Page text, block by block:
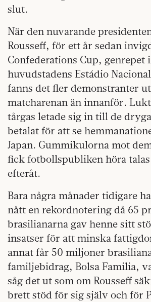
slut.
När den nuvarande
Rousseff, för ett år sedan
Confederations Cup, genrepet
huvudstadens Estádio
fanns det fler demonstranter
matcharenan än innanför.
tårgas letade sig in till de
betalat för att se
Japan. Gummikulorna mot
fick fotbollspubliken höra
efteråt.
Bara några månader tidigare
nått en rekordnotering då 65
brasilianarna gav henne sitt
insatser för att minska
annat får 50 miljoner
familjebidrag, Bolsa Familia,
såg det ut som om Rousseff
brett stöd för sig själv och för